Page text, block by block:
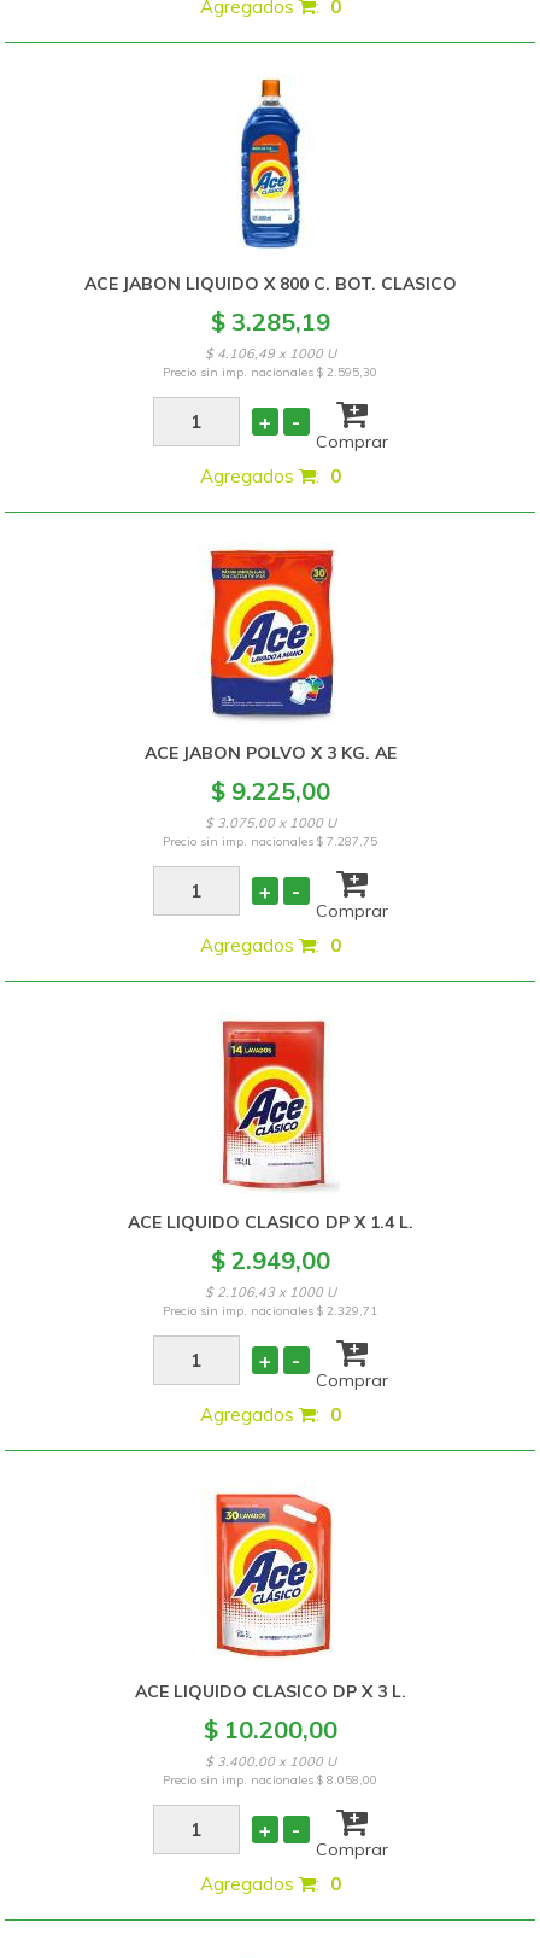
Agregados : 0
ACE JABON LIQUIDO X 800 C. BOT. CLASICO
$ 3.285,19
$ 4.106,49 x 1000 U
Precio sin imp. nacionales$ 2.595,30
+ -
Comprar
Agregados : 0
ACE JABON POLVO X 3 KG. AE
$ 9.225,00
$ 3.075,00 x 1000 U
Precio sin imp. nacionales$ 7.287,75
+ -
Comprar
Agregados : 0
ACE LIQUIDO CLASICO DP X 1.4 L.
$ 2.949,00
$ 2.106,43 x 1000 U
Precio sin imp. nacionales$ 2.329,71
+ -
Comprar
Agregados : 0
ACE LIQUIDO CLASICO DP X 3 L.
$ 10.200,00
$ 3.400,00 x 1000 U
Precio sin imp. nacionales$ 8.058,00
+ -
Comprar
Agregados : 0